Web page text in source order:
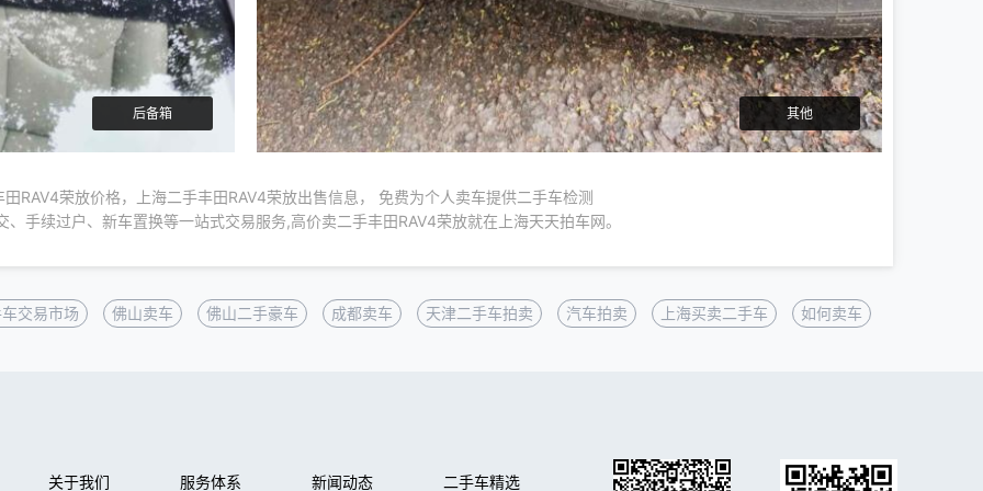
后备箱 其他
RAV4荣放价格，上海二手丰田RAV4荣放出售信息， 免费为个人卖车提供二手车检测
、手续过户、新车置换等一站式交易服务,高价卖二手丰田RAV4荣放就在上海天天拍车网。
交易市场 佛山卖车 佛山二手豪车 成都卖车 天津二手车拍卖 汽车拍卖 上海买卖二手车 如何卖车
关于我们 服务体系 新闻动态 二手车精选